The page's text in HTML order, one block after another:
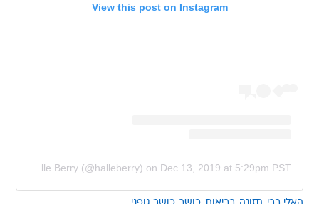
View this post on Instagram
A post shared by Halle Berry (@halleberry) on Dec 13, 2019 at 5:29pm PST